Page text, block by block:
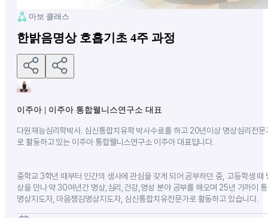
마보 클래스
한밝음명상 호흡기초 4주 과정
이주아 이주아 통합웰니스연구소 대표
다원재능심리학박사. 심신통합치유학 박사수료를 하고 20년이상 명상심리전문
로 활동하고 있는 이주아 통합웰니스연구소 이주아 대표입니다. ​ ​
중학교 3학년 때부터 인간의 생사에 관심을 갖게 되어 공부하던 중, 고등학생 때
상을 만나 약 30여년간 명상,심리,건강,영성 분야 공부를 해오며 25년 가까이
명상지도자, 마음챙김명상지도자, 심신통합치유전문가로 활동하고 있습니다.